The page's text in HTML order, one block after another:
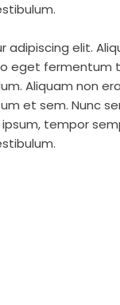
elit.
eget fermentum
Aliquam non
et sem. Nunc
tempor